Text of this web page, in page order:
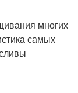
многих
самых